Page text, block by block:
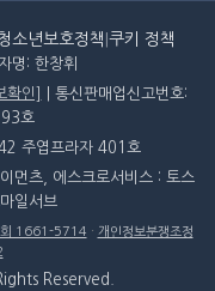
소년보호정책 쿠키 정책
명: 한창휘
확인]
| 통신판매업신고번호:
호
주엽프라자 401호
먼츠, 에스크로서비스 : 토스
일서브
회 1661-5714 · 개인정보분쟁조정
Reserved.